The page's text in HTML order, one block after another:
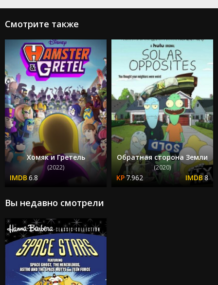
Смотрите также
Хомяк и Гретель
(2022)
6.8
Обратная сторона Земли
(2020)
7.962 8
Вы недавно смотрели